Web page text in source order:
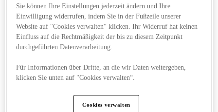
Angebote
Sie können Ihre Einstellungen jederzeit ändern und Ihre
Einwilligung widerrufen, indem Sie in der Fußzeile unserer
Website auf "Cookies verwalten“ klicken. Ihr Widerruf hat keinen
Einfluss auf die Rechtmäßigkeit der bis zu diesem Zeitpunkt
durchgeführten Datenverarbeitung.
Für Informationen über Dritte, an die wir Daten weitergeben,
klicken Sie unten auf "Cookies verwalten“.
Cookies verwalten